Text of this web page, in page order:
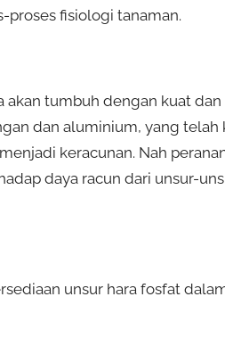
proses fisiologi tanaman.
tumbuh dengan kuat dan
dan aluminium, yang telah
keracunan. Nah
daya racun dari unsur-
unsur hara fosfat